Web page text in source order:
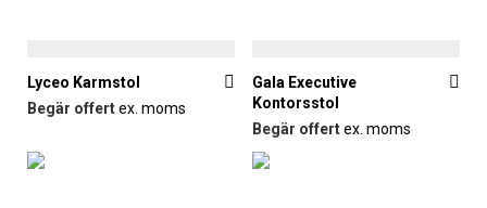
Lyceo Karmstol
Begär offertex. moms
Gala Executive
Kontorsstol
Begär offertex. moms